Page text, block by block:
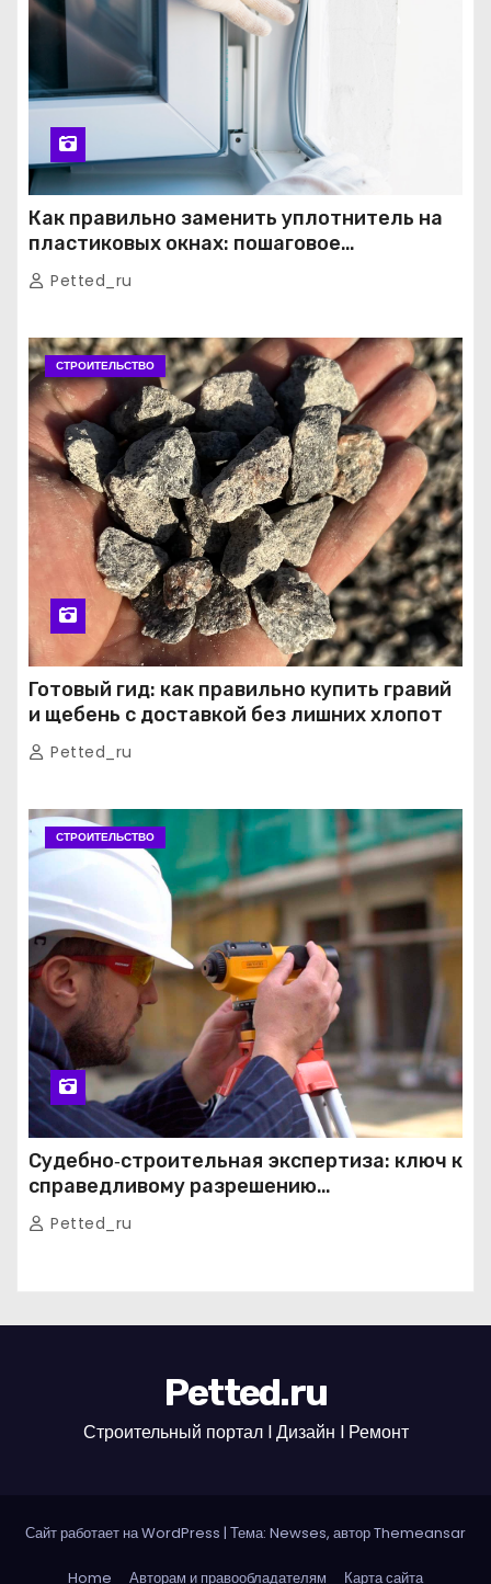
Как правильно заменить уплотнитель на
пластиковых окнах: пошаговое
руководство от экспертов
Petted_ru
СТРОИТЕЛЬСТВО
Готовый гид: как правильно купить гравий
и щебень с доставкой без лишних хлопот
Petted_ru
СТРОИТЕЛЬСТВО
Судебно‑строительная экспертиза: ключ к
справедливому разрешению
строительных споров
Petted_ru
Petted.ru
Строительный портал l Дизайн l Ремонт
Сайт работает на WordPress | Тема: Newses, авторThemeansar
Home Авторам и правообладателям Карта сайта